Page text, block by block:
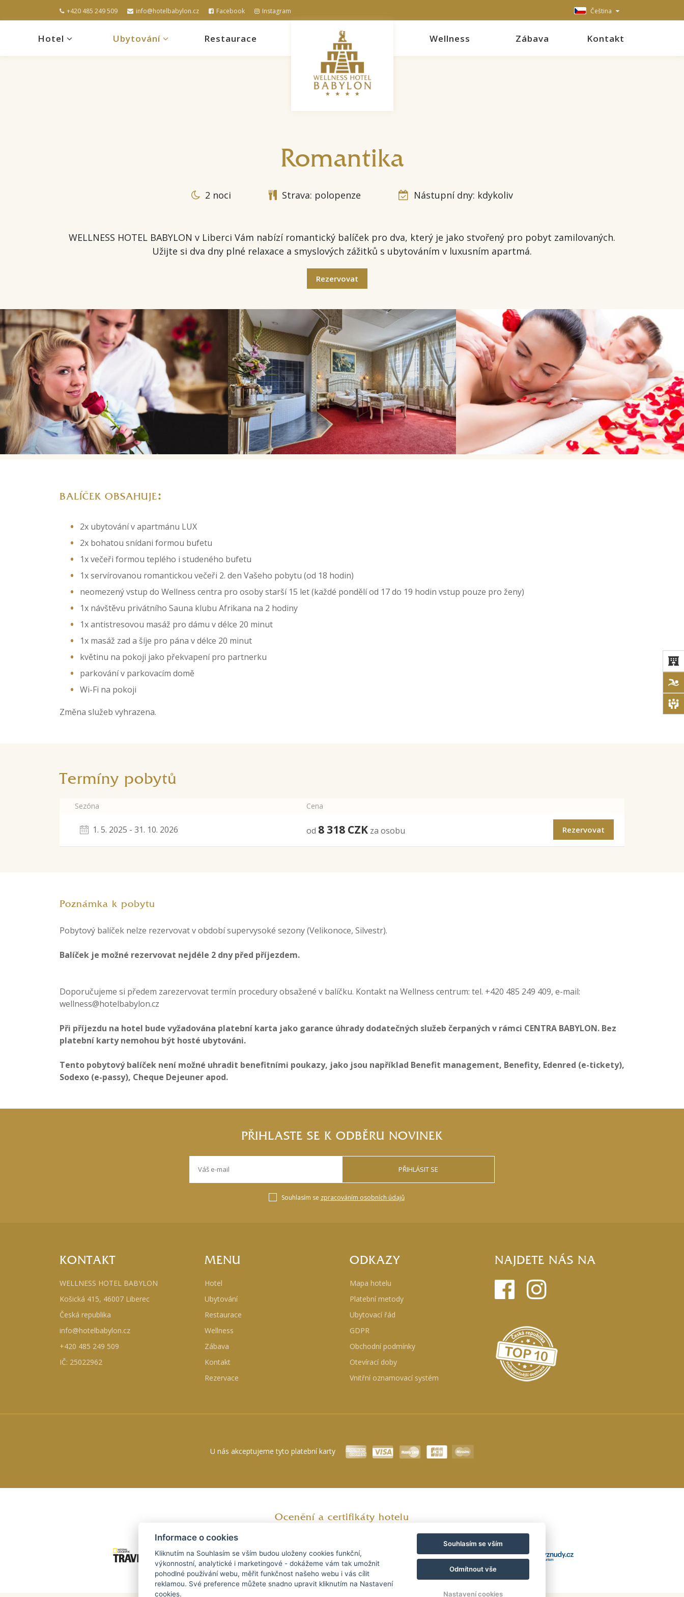
+420 485 249 509 info@hotelbabylon.cz Facebook Instagram Čeština
Hotel Ubytování Restaurace Wellness Zábava Kontakt
Romantika
2 noci Strava: polopenze Nástupní dny: kdykoliv
WELLNESS HOTEL BABYLON v Liberci Vám nabízí romantický balíček pro dva, který je jako stvořený pro pobyt zamilovaných.
Užijte si dva dny plné relaxace a smyslových zážitků s ubytováním v luxusním apartmá.
Rezervovat
BALÍČEK OBSAHUJE:
2x ubytování v apartmánu LUX
2x bohatou snídani formou bufetu
1x večeři formou teplého i studeného bufetu
1x servírovanou romantickou večeři 2. den Vašeho pobytu (od 18 hodin)
neomezený vstup do Wellness centra pro osoby starší 15 let (každé pondělí od 17 do 19 hodin vstup pouze pro ženy)
1x návštěvu privátního Sauna klubu Afrikana na 2 hodiny
1x antistresovou masáž pro dámu v délce 20 minut
1x masáž zad a šíje pro pána v délce 20 minut
květinu na pokoji jako překvapení pro partnerku
parkování v parkovacím domě
Wi-Fi na pokoji​
Změna služeb vyhrazena.
Termíny pobytů
Sezóna Cena
1. 5. 2025 - 31. 10. 2026 od 8 318 CZK za osobu Rezervovat
Poznámka k pobytu
Pobytový balíček nelze rezervovat v období supervysoké sezony (Velikonoce, Silvestr).
Balíček je možné rezervovat nejdéle 2 dny před příjezdem.
Doporučujeme si předem zarezervovat termín procedury obsažené v balíčku. Kontakt na Wellness centrum: tel. +420 485 249 409, e-mail:
wellness@hotelbabylon.cz
Při příjezdu na hotel bude vyžadována platební karta jako garance úhrady dodatečných služeb čerpaných v rámci CENTRA BABYLON. Bez
platební karty nemohou být hosté ubytováni.
Tento pobytový balíček není možné uhradit benefitními poukazy, jako jsou například Benefit management, Benefity, Edenred (e-tickety),
Sodexo (e-passy), Cheque Dejeuner apod.
PŘIHLASTE SE K ODBĚRU NOVINEK
PŘIHLÁSIT SE
Souhlasím se zpracováním osobních údajů
KONTAKT
WELLNESS HOTEL BABYLON
Košická 415, 46007 Liberec
Česká republika
info@hotelbabylon.cz
+420 485 249 509
IČ: 25022962
MENU
Hotel
Ubytování
Restaurace
Wellness
Zábava
Kontakt
Rezervace
ODKAZY
Mapa hotelu
Platební metody
Ubytovací řád
GDPR
Obchodní podmínky
Otevírací doby
Vnitřní oznamovací systém
NAJDETE NÁS NA
U nás akceptujeme tyto platební karty
Ocenění a certifikáty hotelu
Informace o cookies
Kliknutím na Souhlasím se vším budou uloženy cookies funkční,
výkonnostní, analytické i marketingové - dokážeme vám tak umožnit
pohodlné používání webu, měřit funkčnost našeho webu i vás cílit
reklamou. Své preference můžete snadno upravit kliknutím na Nastavení
cookies.
Souhlasím se vším
Odmítnout vše
Nastavení cookies